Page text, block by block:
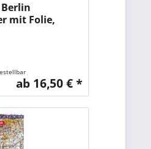
Berlin
mit Folie,
ab 16,50 € *